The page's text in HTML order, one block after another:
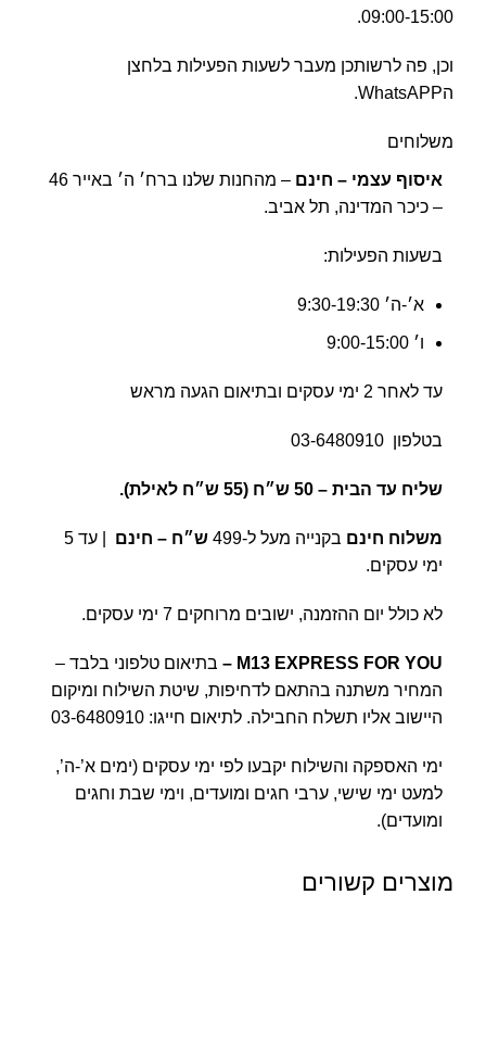
09:00-15:00.
וכן, פה לרשותכן מעבר לשעות הפעילות בלחצן
הWhatsAPP.
משלוחים
איסוף עצמי – חינם
– מהחנות שלנו ברח׳ ה׳ באייר 46
– כיכר המדינה, תל אביב.
בשעות הפעילות:
א׳-ה׳ 9:30-19:30
ו׳ 9:00-15:00
עד לאחר 2 ימי עסקים ובתיאום הגעה מראש
בטלפון 03-6480910
שליח עד הבית –
משלוח חינם בקנייה מעל ל-499 ש״ח – חינם
| עד 5
ימי עסקים.
לא כולל יום ההזמנה, ישובים מרוחקים 7 ימי עסקים.
M13 EXPRESS FOR YOU
– בתיאום טלפוני בלבד –
המחיר משתנה בהתאם לדחיפות, שיטת השילוח ומיקום
היישוב אליו תשלח החבילה. לתיאום חייגו: 03-6480910
ימי האספקה והשילוח יקבעו לפי ימי עסקים (ימים א’-ה’,
למעט ימי שישי, ערבי חגים ומועדים, וימי שבת וחגים
ומועדים).
מוצרים קשורים